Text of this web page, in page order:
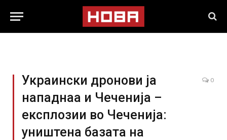
Украински дронови ја
нападнаа и Чеченија –
експлозии во Чеченија:
уништена базата на
0